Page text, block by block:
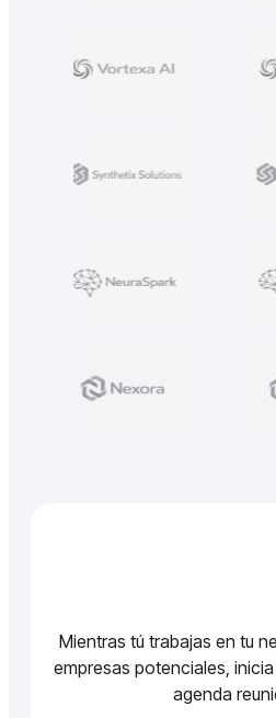
Mientras tú trabajas en tu
empresas potenciales,
agenda